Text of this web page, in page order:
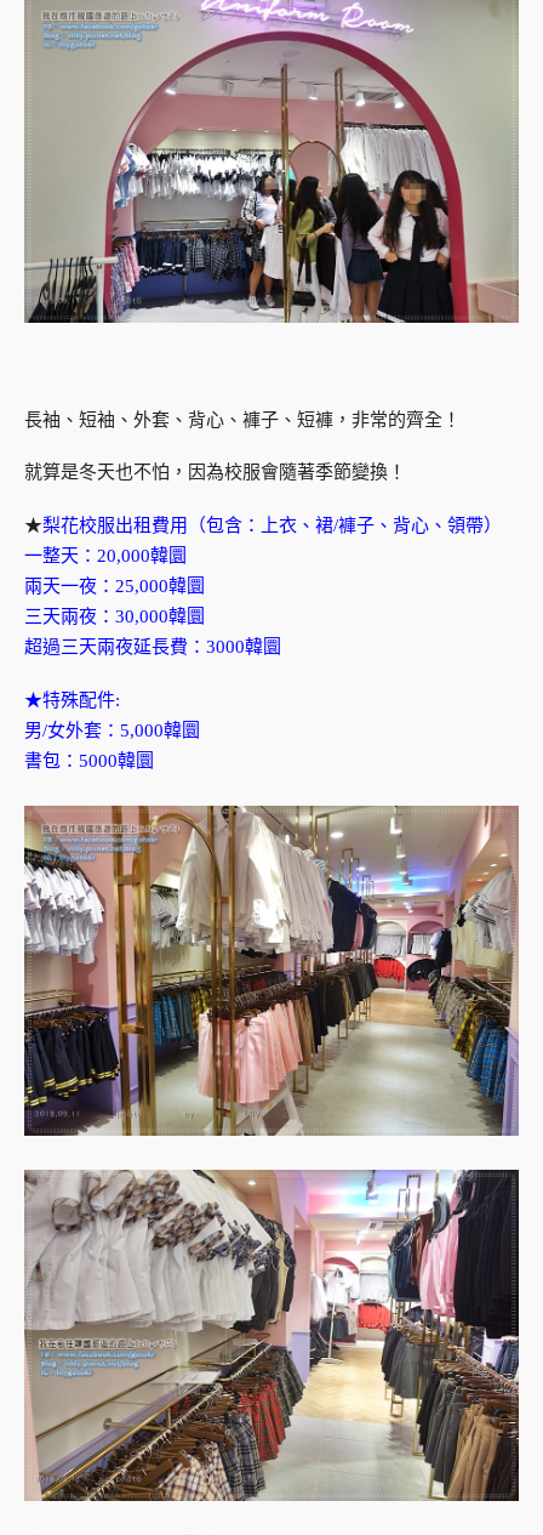
長袖、短袖、外套、背心、褲子、短褲，非常的齊全！
就算是冬天也不怕，因為校服會隨著季節變換！
★梨花校服出租費用（包含：上衣、裙/褲子、背心、領帶）
一整天：20,000韓圜
兩天一夜：25,000韓圜
三天兩夜：30,000韓圜
超過三天兩夜延長費：3000韓圜
★特殊配件:
男/女外套：5,000韓圜
書包：5000韓圜